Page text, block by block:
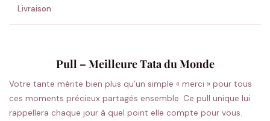
Livraison
Pull – Meilleure Tata du Monde
Votre tante mérite bien plus qu’un simple « merci » pour tous
ces moments précieux partagés ensemble. Ce pull unique lui
rappellera chaque jour à quel point elle compte pour vous.